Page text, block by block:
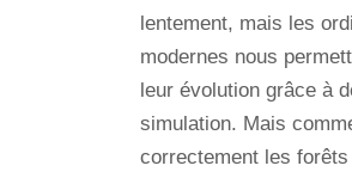
lentement, mais les
modernes nous
leur évolution grâce à
simulation. Mais
correctement les